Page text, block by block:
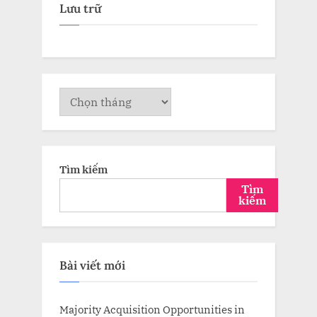
Lưu trữ
Lưu
trữ
Tìm kiếm
Tìm
kiếm
Bài viết mới
Majority Acquisition Opportunities in